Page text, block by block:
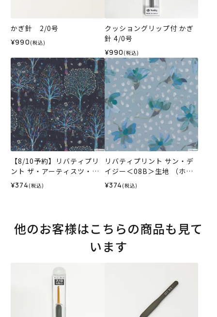
かぎ針 2/0号
¥990 (税込)
クッショングリップ付 かぎ
針 4/0号
¥990 (税込)
【8/10予約】リバティプリ
ント ザ・アーティスツ・ツ
リー＜14N＞生地 （ホビー
ラホビーレオリジナル）202
¥374 (税込)
リバティプリント サン・デ
イジー＜08B＞生地 （ホビ
ーラホビーレオリジナル）2
026SS
¥374 (税込)
他のお客様はこちらの商品も見て
います